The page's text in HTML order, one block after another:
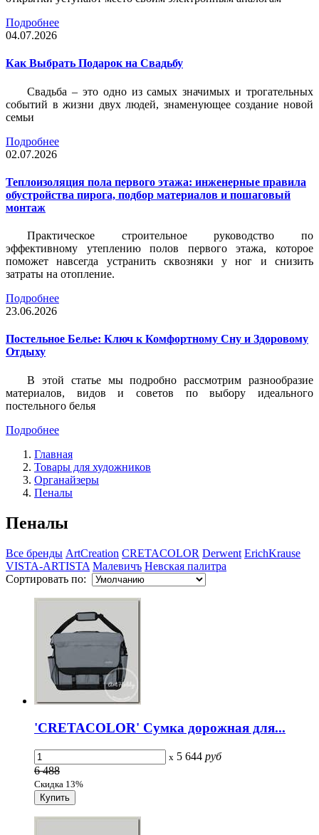
Подробнее
04.07.2026
Как Выбрать Подарок на Свадьбу
Свадьба – это одно из самых значимых и трогательных
событий в жизни двух людей, знаменующее создание новой
семьи
Подробнее
02.07.2026
Теплоизоляция пола первого этажа: инженерные правила
обустройства пирога, подбор материалов и пошаговый
монтаж
Практическое строительное руководство по
эффективному утеплению полов первого этажа, которое
поможет навсегда устранить сквозняки у ног и снизить
затраты на отопление.
Подробнее
23.06.2026
Постельное Белье: Ключ к Комфортному Сну и Здоровому
Отдыху
В этой статье мы подробно рассмотрим разнообразие
материалов, видов и советов по выбору идеального
постельного белья
Подробнее
Главная
Товары для художников
Органайзеры
Пеналы
Пеналы
Все бренды ArtCreation CRETACOLOR Derwent ErichKrause
VISTA-ARTISTA Малевичъ Невская палитра
Сортировать по:
'CRETACOLOR' Сумка дорожная для...
x 5 644 руб
6 488
Скидка 13%